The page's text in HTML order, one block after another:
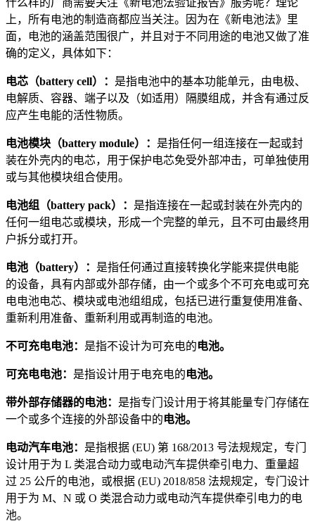
什么样的厂商需要关注《新电池法验证报告》服务呢？理论
上，所有电池的制造商都应当关注。因为在《新电池法》里
面，电池的涵盖范围很广，并且对于不同用途的电池又做了准
确的定义，具体如下：
电芯（battery cell）： 是指电池中的基本功能单元，由电极、
电解质、容器、端子以及（如适用）隔膜组成，并含有通过反
应产生电能的活性物质。
电池模块（battery module）： 是指任何一组连接在一起或封
装在外壳内的电芯，用于保护电芯免受外部冲击，可单独使用
或与其他模块组合使用。
电池组（battery pack）： 是指连接在一起或封装在外壳内的
任何一组电芯或模块，形成一个完整的单元，且不可由最终用
户拆分或打开。
电池（battery）： 是指任何通过直接转换化学能来提供电能
的设备，具有内部或外部存储，由一个或多个不可充电或可充
电电池电芯、模块或电池组组成，包括已进行重复使用准备、
重新利用准备、重新利用或再制造的电池。
不可充电电池： 是指不设计为可充电的电池。
可充电电池： 是指设计用于电充电的电池。
带外部存储器的电池： 是指专门设计用于将其能量专门存储在
一个或多个连接的外部设备中的电池。
电动汽车电池： 是指根据 (EU) 第 168/2013 号法规规定，专门
设计用于为 L 类混合动力或电动汽车提供牵引电力、重量超
过 25 公斤的电池，或根据 (EU) 2018/858 法规规定，专门设计
用于为 M、N 或 O 类混合动力或电动汽车提供牵引电力的电
池。